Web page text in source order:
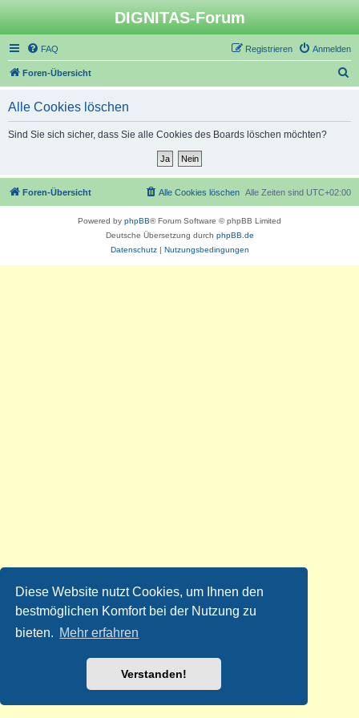
Diese Website nutzt Cookies, um Ihnen den
bestmöglichen Komfort bei der Nutzung zu
bieten. Mehr erfahren
Verstanden!
DIGNITAS-Forum
FAQ Anmelden
Registrieren
Foren-Übersicht
Alle Cookies löschen
Sind Sie sich sicher, dass Sie alle Cookies des Boards löschen möchten?
Foren-Übersicht Alle Zeiten sind UTC+02:00
Alle Cookies löschen
Powered by phpBB® Forum Software © phpBB Limited
Deutsche Übersetzung durch phpBB.de
Datenschutz| Nutzungsbedingungen